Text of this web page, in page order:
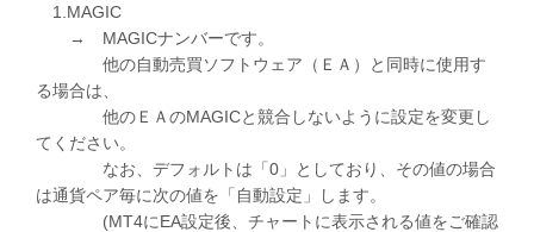
1.MAGIC
→ MAGICナンバーです。
他の自動売買ソフトウェア（ＥＡ）と同時に使用す
る場合は、
他のＥＡのMAGICと競合しないように設定を変更し
てください。
なお、デフォルトは「0」としており、その値の場合
は通貨ペア毎に次の値を「自動設定」します。
(MT4にEA設定後、チャートに表示される値をご確認